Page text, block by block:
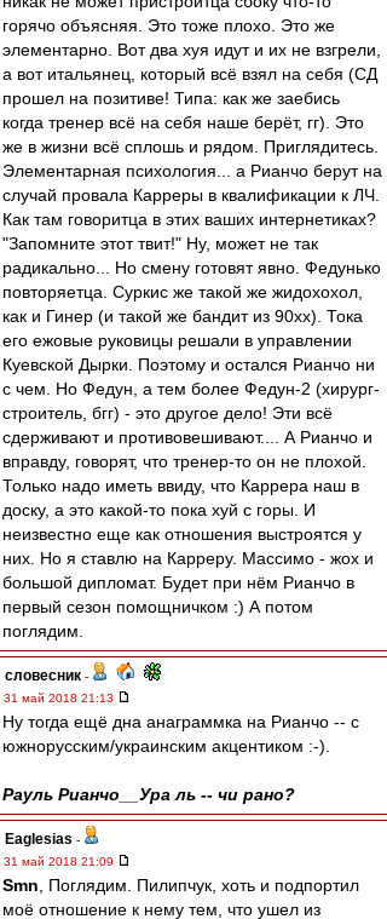
горячо объясняя. Это тоже плохо. Это же
элементарно. Вот два хуя идут и их не взгрели,
а вот итальянец, который всё взял на себя (СД
прошел на позитиве! Типа: как же заебись
когда тренер всё на себя наше берёт, гг). Это
же в жизни всё сплошь и рядом. Приглядитесь.
Элементарная психология... а Рианчо берут на
случай провала Карреры в квалификации к ЛЧ.
Как там говоритца в этих ваших интернетиках?
"Запомните этот твит!" Ну, может не так
радикально... Но смену готовят явно. Федунько
повторяетца. Суркис же такой же жидохохол,
как и Гинер (и такой же бандит из 90хх). Тока
его ежовые руковицы решали в управлении
Куевской Дырки. Поэтому и остался Рианчо ни
с чем. Но Федун, а тем более Федун-2 (хирург-
строитель, бгг) - это другое дело! Эти всё
сдерживают и противовешивают.... А Рианчо и
вправду, говорят, что тренер-то он не плохой.
Только надо иметь ввиду, что Каррера наш в
доску, а это какой-то пока хуй с горы. И
неизвестно еще как отношения выстроятся у
них. Но я ставлю на Карреру. Массимо - жох и
большой дипломат. Будет при нём Рианчо в
первый сезон помощничком :) А потом
поглядим.
словесник -
31 май 2018 21:13
Ну тогда ещё дна анаграммка на Рианчо -- с
южнорусским/украинским акцентиком :-).
Рауль Рианчо__Ура ль -- чи рано?
Eaglesias -
31 май 2018 21:09
Smn , Поглядим. Пилипчук, хоть и подпортил
моё отношение к нему тем, что ушел из